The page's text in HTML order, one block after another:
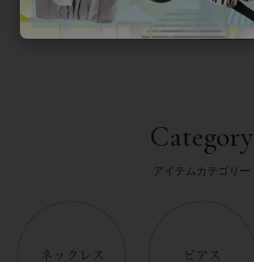
Category
アイテムカテゴリー